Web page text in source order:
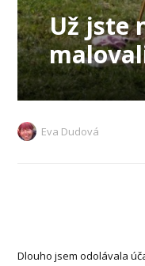
Už jste
Eva Dudová
Dlouho jsem odolávala